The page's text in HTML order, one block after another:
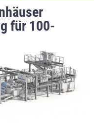
für 100-